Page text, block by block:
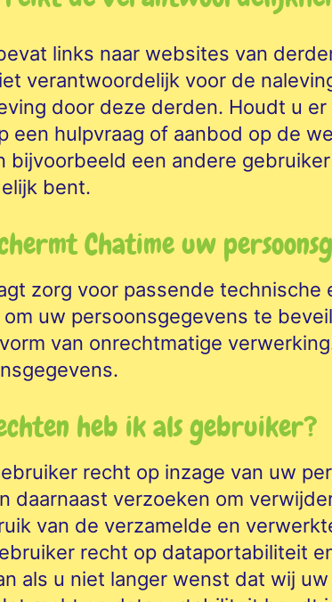
links naar websites van
verantwoordelijk voor de
door deze derden. Houdt u
een hulpvraag of aanbod op de
bijvoorbeeld een andere
bent.
Chatime uw
zorg voor passende technische
uw persoonsgegevens te
van onrechtmatige
heb ik als gebruiker?
recht op inzage van uw
daarnaast verzoeken om
van de verzamelde en
recht op dataportabiliteit
als u niet langer wenst dat wij